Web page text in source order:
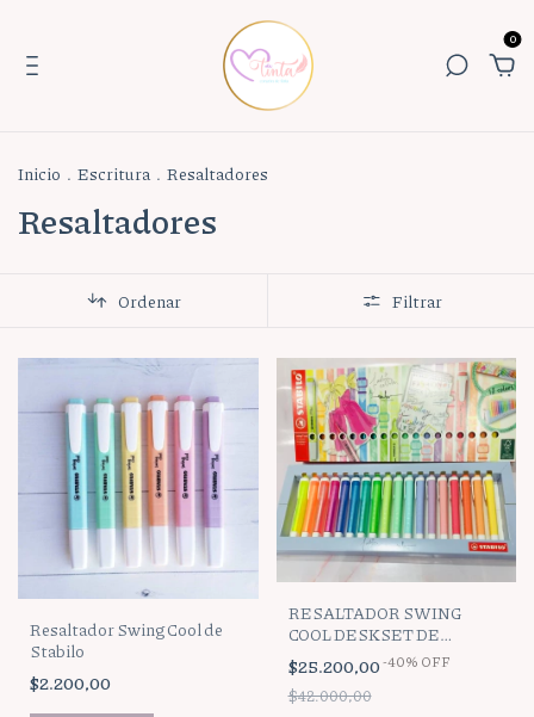
0
Inicio . Escritura . Resaltadores
Resaltadores
Ordenar Filtrar
Resaltador Swing Cool de
Stabilo
$2.200,00
RESALTADOR SWING
COOL DESKSET DE
STABILO POR 18 COLORES
$25.200,00-40% OFF
$42.000,00